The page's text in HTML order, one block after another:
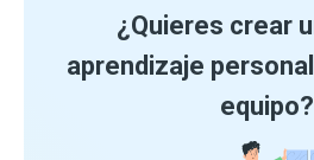
¿Quieres crear
aprendizaje
equipo?